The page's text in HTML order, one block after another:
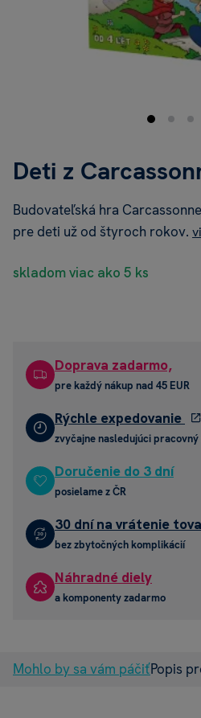
Deti z
Budovateľská hra
pre deti už od štyroch rokov.
skladom viac ako 5 ks
Doprava zadarmo,
pre každý nákup nad 45 EUR
Rýchle expedovanie
zvyčajne nasledujúci pracovný
Doručenie do 3 dní
posielame z ČR
30 dní na vrátenie
bez zbytočných komplikácií
Náhradné diely
a komponenty zadarmo
Mohlo by sa vám páčiťPopis